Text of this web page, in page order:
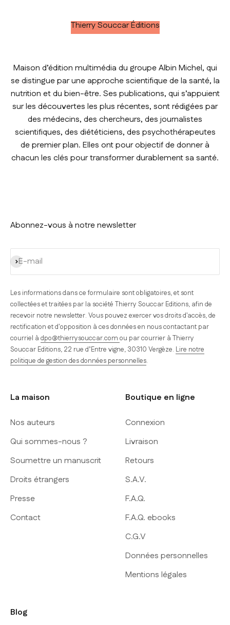
Thierry Souccar Éditions
Maison d’édition multimédia du groupe Albin Michel, qui
se distingue par une approche scientifique de la santé, la
nutrition et du bien-être. Ses publications, qui s’appuient
sur les découvertes les plus récentes, sont rédigées par
des médecins, des chercheurs, des journalistes
scientifiques, des diététiciens, des psychothérapeutes
de premier plan. Elles ont pour objectif de donner à
chacun les clés pour transformer durablement sa santé.
Abonnez-vous à notre newsletter
E-mail
S'inscrire
Les informations dans ce formulaire sont obligatoires, et sont
collectées et traitées par la société Thierry Souccar Editions, afin de
recevoir notre newsletter. Vous pouvez exercer vos droits d'accès, de
rectification et d'opposition à ces données en nous contactant par
courriel à dpo@thierrysouccar.com ou par courrier à Thierry
Souccar Editions, 22 rue d’Entre vigne, 30310 Vergèze. Lire notre
politique de gestion des données personnelles.
La maison
Nos auteurs
Qui sommes-nous ?
Soumettre un manuscrit
Droits étrangers
Presse
Contact
Boutique en ligne
Connexion
Livraison
Retours
S.A.V.
F.A.Q.
F.A.Q. ebooks
C.G.V
Données personnelles
Mentions légales
Blog